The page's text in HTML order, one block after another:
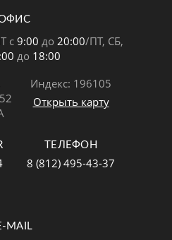
с 9:00 до 20:00/ПТ, СБ,
до 18:00
Индекс: 196105
Открыть карту
ТЕЛЕФОН
8 (812) 495-43-37
MAIL